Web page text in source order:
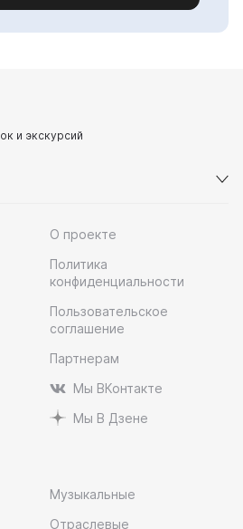
и экскурсий
О проекте
Политика
конфиденциальности
Пользовательское
соглашение
Партнерам
Мы ВКонтакте
Мы В Дзене
Музыкальные
Отраслевые